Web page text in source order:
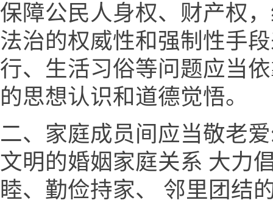
保障公民人身权、财产权
法治的权威性和强制性手
行、生活习俗等问题应当
的思想认识和道德觉悟。
二、家庭成员间应当敬老
文明的婚姻家庭关系 大力
睦、勤俭持家、 邻里团结